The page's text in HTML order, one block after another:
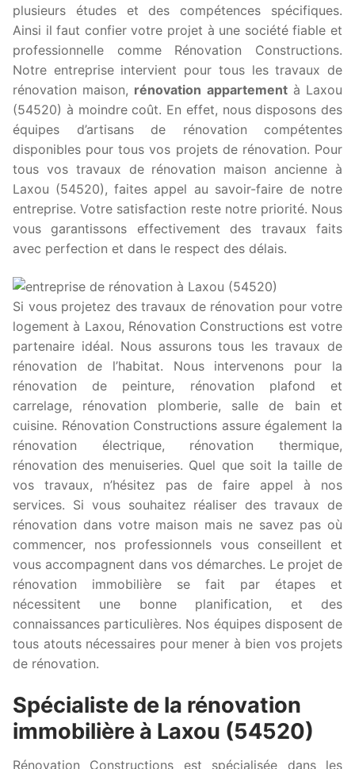
plusieurs études et des compétences spécifiques.
Ainsi il faut confier votre projet à une société fiable et
professionnelle comme Rénovation Constructions.
Notre entreprise intervient pour tous les travaux de
rénovation maison, rénovation appartementà Laxou
(54520) à moindre coût. En effet, nous disposons des
équipes d’artisans de rénovation compétentes
disponibles pour tous vos projets de rénovation. Pour
tous vos travaux de rénovation maison ancienne à
Laxou (54520), faites appel au savoir-faire de notre
entreprise. Votre satisfaction reste notre priorité. Nous
vous garantissons effectivement des travaux faits
avec perfection et dans le respect des délais.
Si vous projetez des travaux de rénovation pour votre
logement à Laxou, Rénovation Constructions est votre
partenaire idéal. Nous assurons tous les travaux de
rénovation de l’habitat. Nous intervenons pour la
rénovation de peinture, rénovation plafond et
carrelage, rénovation plomberie, salle de bain et
cuisine. Rénovation Constructions assure également la
rénovation électrique, rénovation thermique,
rénovation des menuiseries. Quel que soit la taille de
vos travaux, n’hésitez pas de faire appel à nos
services. Si vous souhaitez réaliser des travaux de
rénovation dans votre maison mais ne savez pas où
commencer, nos professionnels vous conseillent et
vous accompagnent dans vos démarches. Le projet de
rénovation immobilière se fait par étapes et
nécessitent une bonne planification, et des
connaissances particulières. Nos équipes disposent de
tous atouts nécessaires pour mener à bien vos projets
de rénovation.
Spécialiste de la rénovation
immobilière à Laxou (54520)
Rénovation Constructions est spécialisée dans les